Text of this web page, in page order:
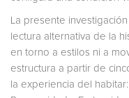
La presente
lectura alternativa de la
en torno a estilos ni a
estructura a partir de
la experiencia del